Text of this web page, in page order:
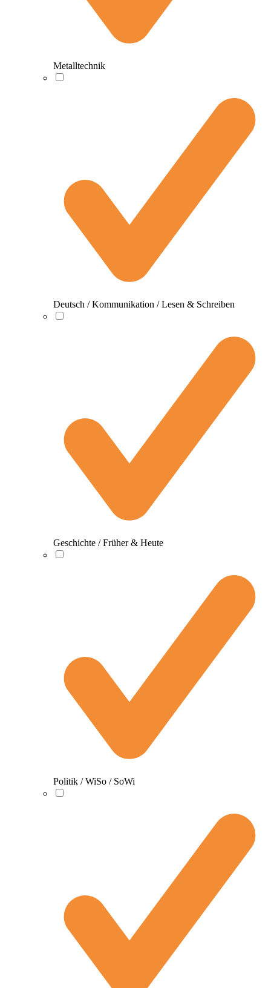
Metalltechnik
Deutsch / Kommunikation / Lesen & Schreiben
Geschichte / Früher & Heute
Politik / WiSo / SoWi